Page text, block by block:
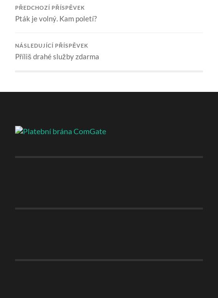
PŘEDCHOZÍ PŘÍSPĚVEK
Pták je volný. Kam poletí?
NÁSLEDUJÍCÍ PŘÍSPĚVEK
Příliš drahé služby zdarma